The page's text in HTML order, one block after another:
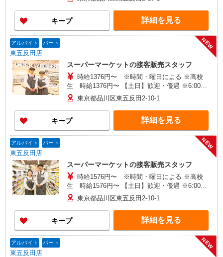
25％UP
キープ 詳細を見る
アルバイト パート
東五反田店
NEW
スーパーマーケットの接客販売スタッフ
時給1376円〜 ※時間・曜日による ※高校
生 時給1376円〜 【土日】歓迎・優遇 ※6:00〜
8:00 時給＋200円 ※22:00以降 基本時給より
25％UP
東京都品川区東五反田2-10-1
キープ 詳細を見る
アルバイト パート
東五反田店
NEW
スーパーマーケットの接客販売スタッフ
時給1576円〜 ※時間・曜日による ※高校
生 時給1576円〜 【土日】歓迎・優遇 ※6:00〜
8:00 時給＋200円 ※22:00以降 基本時給より
25％UP
東京都品川区東五反田2-10-1
キープ 詳細を見る
アルバイト パート
東五反田店
NEW